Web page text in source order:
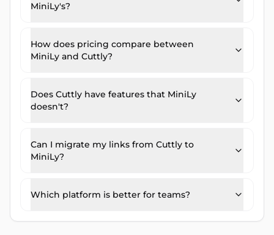
MiniLy's?
How does pricing compare between
MiniLy and Cuttly?
Does Cuttly have features that MiniLy
doesn't?
Can I migrate my links from Cuttly to
MiniLy?
Which platform is better for teams?